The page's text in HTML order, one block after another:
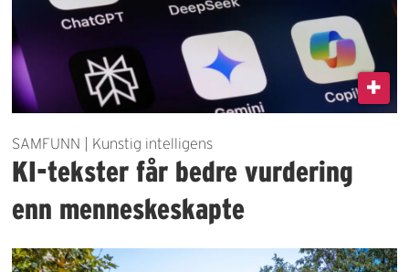
SAMFUNN | Kunstig intelligens
KI-tekster får bedre vurdering
enn menneskeskapte